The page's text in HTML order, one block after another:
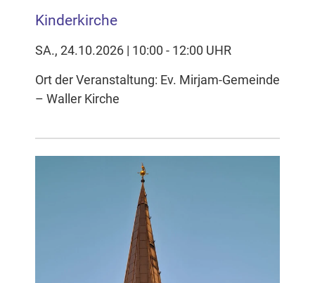
Kinderkirche
SA., 24.10.2026 | 10:00 - 12:00 UHR
Ort der Veranstaltung: Ev. Mirjam-Gemeinde
– Waller Kirche